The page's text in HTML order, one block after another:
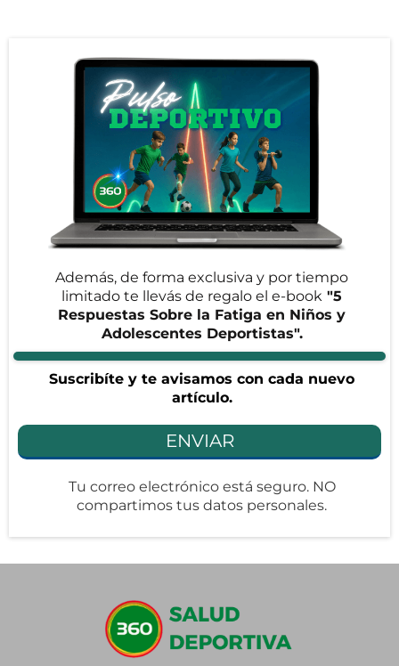
Además, de forma exclusiva y por tiempo
limitado te llevás de regalo el e-book "5
Respuestas Sobre la Fatiga en Niños y
Adolescentes Deportistas".
Suscribíte y te avisamos con cada nuevo
artículo.
ENVIAR
Tu correo electrónico está seguro. NO
compartimos tus datos personales.